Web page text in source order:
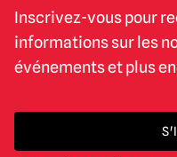
Inscrivez-vous pour
informations sur les
événements et plus